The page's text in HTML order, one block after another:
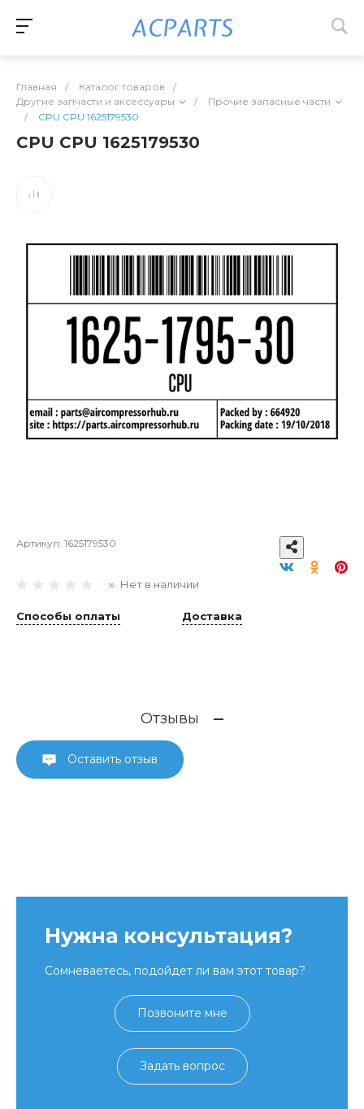
Главная / Каталог товаров
/
Другие запчасти и аксессуары
/
Прочие запасные части
/
CPU CPU 1625179530
CPU CPU 1625179530
Артикул: 1625179530
Нет в наличии
Способы оплаты Доставка
Отзывы
Оставить отзыв
Нужна консультация?
Сомневаетесь, подойдет ли вам этот товар?
Позвоните мне
Задать вопрос